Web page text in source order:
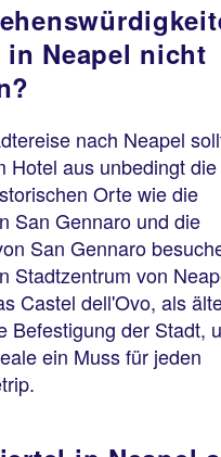
Neapel nicht
nach Neapel
Hotel aus unbedingt die
Orte wie die
San Gennaro und die
San Gennaro
Stadtzentrum von
Castel dell'Ovo, als
Befestigung der Stadt,
ein Muss für jeden